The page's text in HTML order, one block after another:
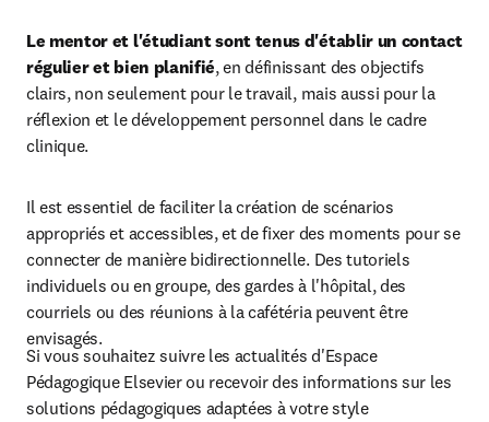
Le mentor et l'étudiant sont tenus d'établir un contact
régulier et bien planifié, en définissant des objectifs
clairs, non seulement pour le travail, mais aussi pour la
réflexion et le développement personnel dans le cadre
clinique.
Il est essentiel de faciliter la création de scénarios
appropriés et accessibles, et de fixer des moments pour se
connecter de manière bidirectionnelle. Des tutoriels
individuels ou en groupe, des gardes à l'hôpital, des
courriels ou des réunions à la cafétéria peuvent être
envisagés.
Si vous souhaitez suivre les actualités d'Espace
Pédagogique Elsevier ou recevoir des informations sur les
solutions pédagogiques adaptées à votre style